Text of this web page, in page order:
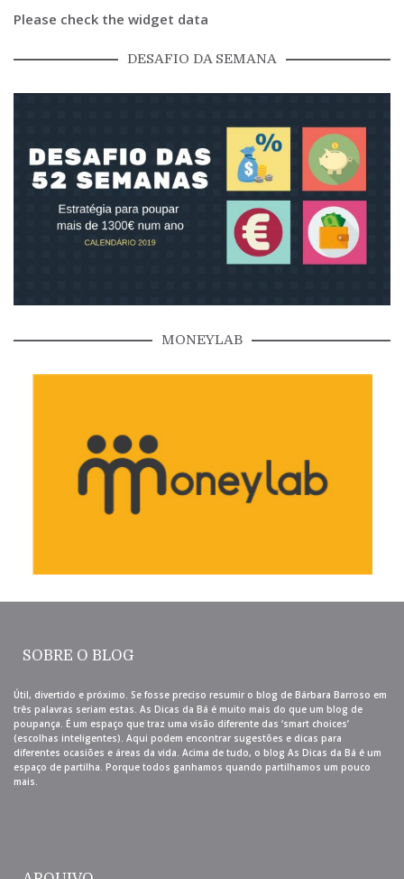
Please check the widget data
DESAFIO DA SEMANA
MONEYLAB
SOBRE O BLOG
Útil, divertido e próximo. Se fosse preciso resumir o blog de Bárbara Barroso em
três palavras seriam estas. As Dicas da Bá é muito mais do que um blog de
poupança. É um espaço que traz uma visão diferente das ‘smart choices’
(escolhas inteligentes). Aqui podem encontrar sugestões e dicas para
diferentes ocasiões e áreas da vida. Acima de tudo, o blog As Dicas da Bá é um
espaço de partilha. Porque todos ganhamos quando partilhamos um pouco
mais.